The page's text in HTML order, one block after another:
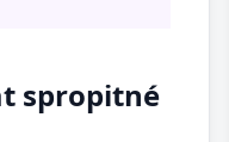
spropitné